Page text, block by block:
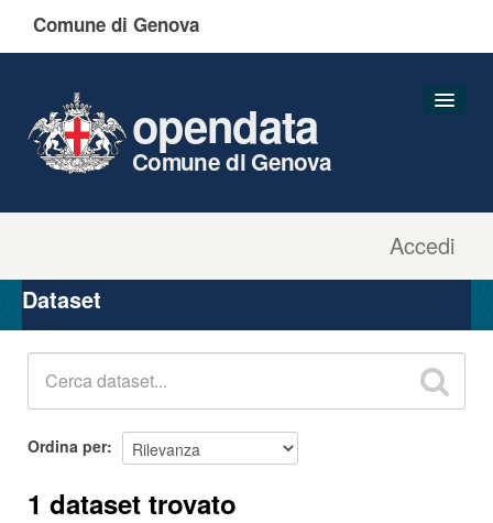
Comune di Genova
Accedi
opendata
Comune di Genova
Organizzazioni
Gruppi
Dataset
Ordina per
1 dataset trovato